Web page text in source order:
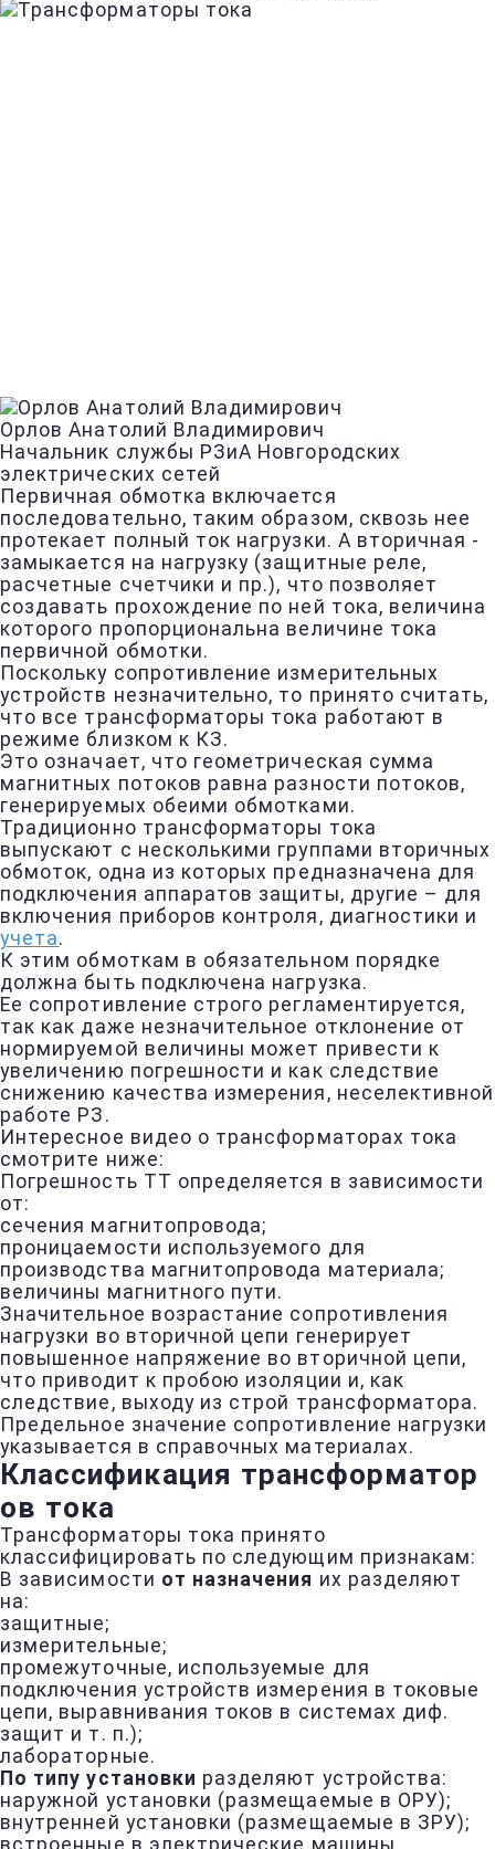
Орлов Анатолий Владимирович
Начальник службы РЗиА Новгородских
электрических сетей
Первичная обмотка включается
последовательно, таким образом, сквозь нее
протекает полный ток нагрузки. А вторичная -
замыкается на нагрузку (защитные реле,
расчетные счетчики и пр.), что позволяет
создавать прохождение по ней тока, величина
которого пропорциональна величине тока
первичной обмотки.
Поскольку сопротивление измерительных
устройств незначительно, то принято считать,
что все трансформаторы тока работают в
режиме близком к КЗ.
Это означает, что геометрическая сумма
магнитных потоков равна разности потоков,
генерируемых обеими обмотками.
Традиционно трансформаторы тока
выпускают с несколькими группами вторичных
обмоток, одна из которых предназначена для
подключения аппаратов защиты, другие – для
включения приборов контроля, диагностики и
учета.
К этим обмоткам в обязательном порядке
должна быть подключена нагрузка.
Ее сопротивление строго регламентируется,
так как даже незначительное отклонение от
нормируемой величины может привести к
увеличению погрешности и как следствие
снижению качества измерения, неселективной
работе РЗ.
Интересное видео о трансформаторах тока
смотрите ниже:
Погрешность ТТ определяется в зависимости
от:
сечения магнитопровода;
проницаемости используемого для
производства магнитопровода материала;
величины магнитного пути.
Значительное возрастание сопротивления
нагрузки во вторичной цепи генерирует
повышенное напряжение во вторичной цепи,
что приводит к пробою изоляции и, как
следствие, выходу из строй трансформатора.
Предельное значение сопротивление нагрузки
указывается в справочных материалах.
Классификация трансформатор
ов тока
Трансформаторы тока принято
классифицировать по следующим признакам:
В зависимости от назначения их разделяют
на:
защитные;
измерительные;
промежуточные, используемые для
подключения устройств измерения в токовые
цепи, выравнивания токов в системах диф.
защит и т. п.);
лабораторные.
По типу установки разделяют устройства:
наружной установки (размещаемые в ОРУ);
внутренней установки (размещаемые в ЗРУ);
встроенные в электрические машины,